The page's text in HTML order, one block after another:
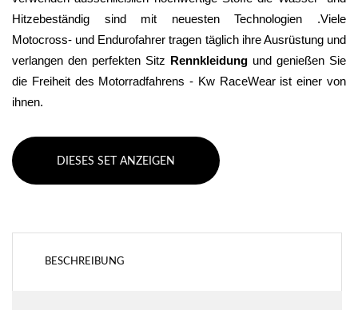
Hitzebeständig sind mit neuesten Technologien .Viele
Motocross- und Endurofahrer tragen täglich ihre Ausrüstung und
verlangen den perfekten Sitz
Rennkleidung und genießen Sie
die Freiheit des Motorradfahrens - Kw RaceWear ist einer von
ihnen.
DIESES SET ANZEIGEN
BESCHREIBUNG